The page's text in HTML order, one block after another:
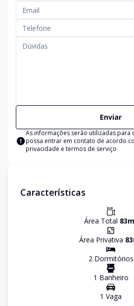
Enviar
As informações serão utilizadas para
possa entrar em contato de acordo
privacidade e termos de serviço
Características
Área Total 83
Área Privativa 83
2Dormitórios
1 Banheiro
1 Vaga